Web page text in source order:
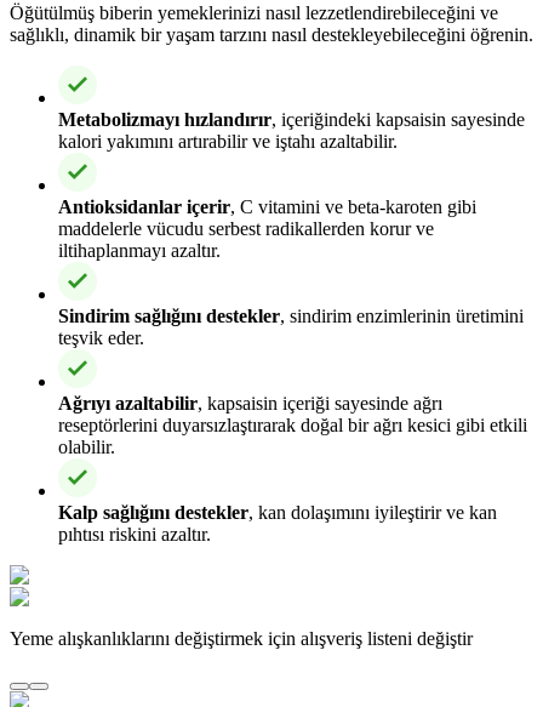
Öğütülmüş biberin yemeklerinizi nasıl lezzetlendirebileceğini ve
sağlıklı, dinamik bir yaşam tarzını nasıl destekleyebileceğini öğrenin.
Metabolizmayı hızlandırır, içeriğindeki kapsaisin sayesinde
kalori yakımını artırabilir ve iştahı azaltabilir.
Antioksidanlar içerir, C vitamini ve beta-karoten gibi
maddelerle vücudu serbest radikallerden korur ve
iltihaplanmayı azaltır.
Sindirim sağlığını destekler, sindirim enzimlerinin üretimini
teşvik eder.
Ağrıyı azaltabilir, kapsaisin içeriği sayesinde ağrı
reseptörlerini duyarsızlaştırarak doğal bir ağrı kesici gibi etkili
olabilir.
Kalp sağlığını destekler, kan dolaşımını iyileştirir ve kan
pıhtısı riskini azaltır.
Yeme alışkanlıklarını değiştirmek için alışveriş listeni değiştir